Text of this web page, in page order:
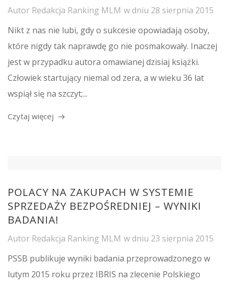
Autor Redakcja Ranking MLM w dniu 28 sierpnia 2015
Nikt z nas nie lubi, gdy o sukcesie opowiadają osoby,
które nigdy tak naprawdę go nie posmakowały. Inaczej
jest w przypadku autora omawianej dzisiaj książki.
Człowiek startujący niemal od zera, a w wieku 36 lat
wspiął się na szczyt;...
Czytaj więcej
POLACY NA ZAKUPACH W SYSTEMIE
SPRZEDAŻY BEZPOŚREDNIEJ – WYNIKI
BADANIA!
Autor Redakcja Ranking MLM w dniu 23 sierpnia 2015
PSSB publikuje wyniki badania przeprowadzonego w
lutym 2015 roku przez IBRIS na zlecenie Polskiego